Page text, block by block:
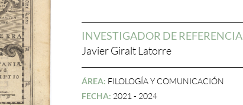
INVESTIGADOR DE REFERENCIA
Javier Giralt Latorre
ÁREA: FILOLOGÍA Y COMUNICACIÓN
FECHA: 2021 - 2024